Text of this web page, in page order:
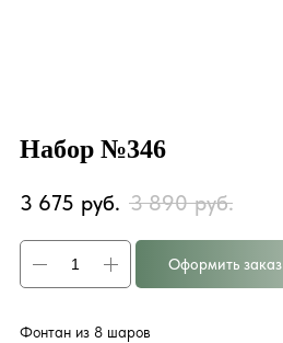
Набор №346
3 675 руб. 3 890 руб.
Оформить заказ
Фонтан из 8 шаров